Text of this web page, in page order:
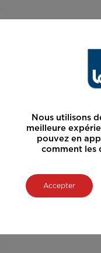
Nous utilisons
meilleure
pouvez en
comment les
Accepter